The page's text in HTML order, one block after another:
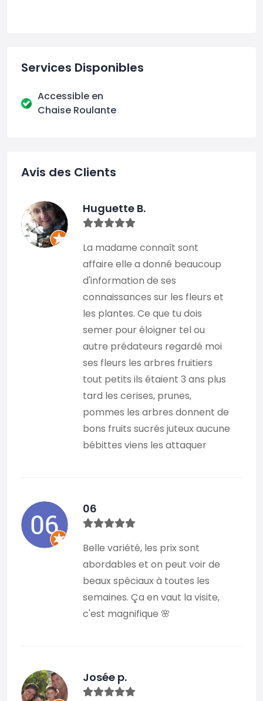
Services Disponibles
Accessible en
Chaise Roulante
Avis des Clients
Huguette B.
La madame connaît sont
affaire elle a donné beaucoup
d'information de ses
connaissances sur les fleurs et
les plantes. Ce que tu dois
semer pour éloigner tel ou
autre prédateurs regardé moi
ses fleurs les arbres fruitiers
tout petits ils étaient 3 ans plus
tard les cerises, prunes,
pommes les arbres donnent de
bons fruits sucrés juteux aucune
bébittes viens les attaquer
06
Belle variété, les prix sont
abordables et on peut voir de
beaux spéciaux à toutes les
semaines. Ça en vaut la visite,
c'est magnifique 🌸
Josée p.